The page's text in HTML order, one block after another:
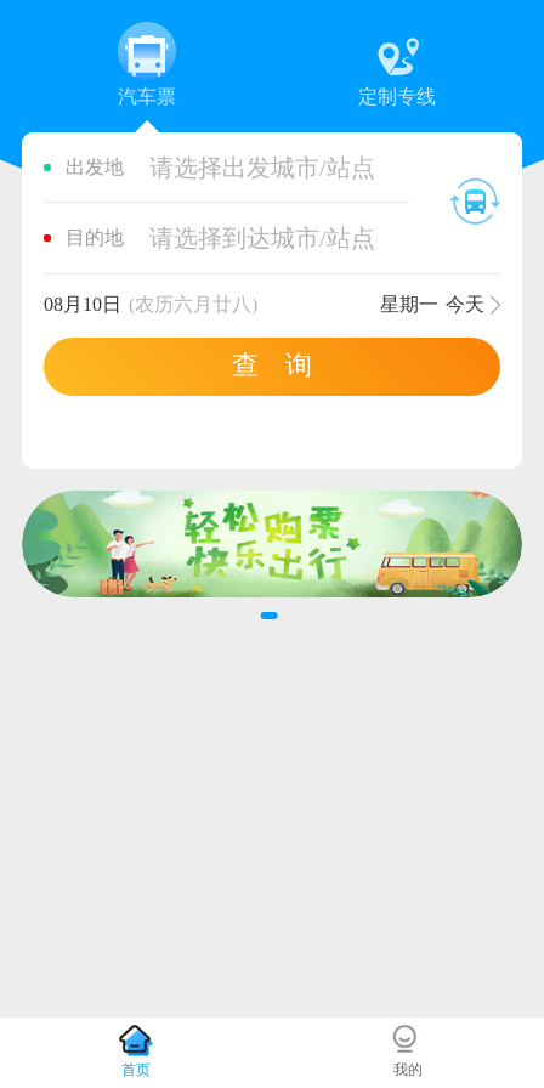
汽车票 定制专线
出发地 请选择出发城市/站点
目的地 请选择到达城市/站点
08月10日 (农历六月廿八) 星期一 今天
查 询
首页 我的